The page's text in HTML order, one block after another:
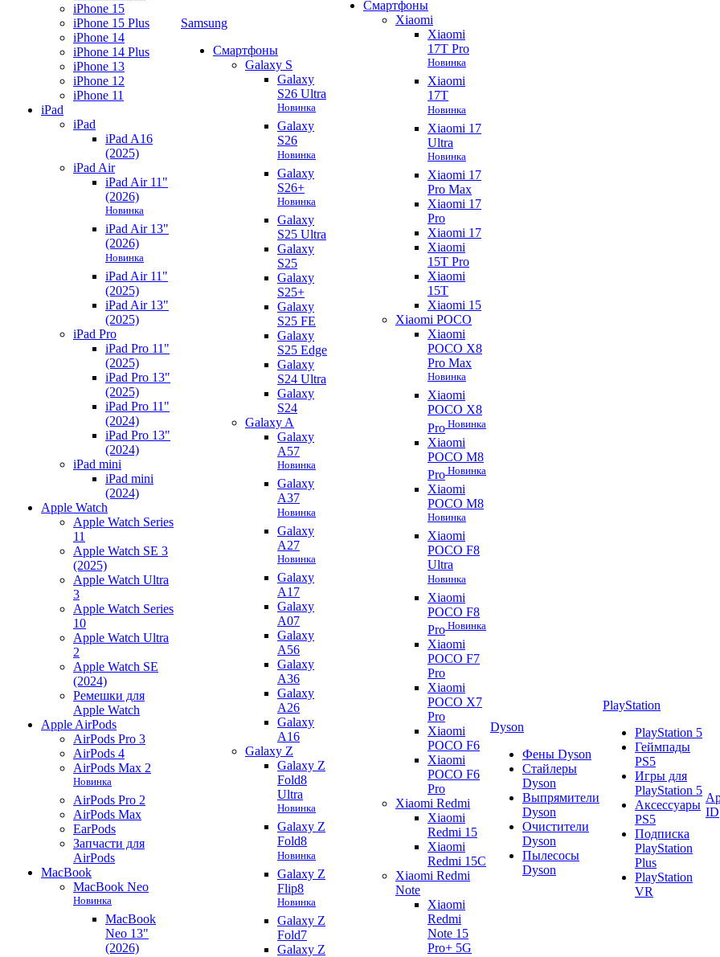
iPhone 15
iPhone 15 Plus
iPhone 14
iPhone 14 Plus
iPhone 13
iPhone 12
iPhone 11
iPad
iPad
iPad A16
(2025)
iPad Air
iPad Air 11"
(2026)
Новинка
iPad Air 13"
(2026)
Новинка
iPad Air 11"
(2025)
iPad Air 13"
(2025)
iPad Pro
iPad Pro 11"
(2025)
iPad Pro 13"
(2025)
iPad Pro 11"
(2024)
iPad Pro 13"
(2024)
iPad mini
iPad mini
(2024)
Apple Watch
Apple Watch Series
11
Apple Watch SE 3
(2025)
Apple Watch Ultra
3
Apple Watch Series
10
Apple Watch Ultra
2
Apple Watch SE
(2024)
Ремешки для
Apple Watch
Apple AirPods
AirPods Pro 3
AirPods 4
AirPods Max 2
Новинка
AirPods Pro 2
AirPods Max
EarPods
Запчасти для
AirPods
MacBook
MacBook Neo
Новинка
MacBook
Neo 13"
(2026)
Samsung
Смартфоны
Galaxy S
Galaxy
S26 Ultra
Новинка
Galaxy
S26
Новинка
Galaxy
S26+
Новинка
Galaxy
S25 Ultra
Galaxy
S25
Galaxy
S25+
Galaxy
S25 FE
Galaxy
S25 Edge
Galaxy
S24 Ultra
Galaxy
S24
Galaxy A
Galaxy
A57
Новинка
Galaxy
A37
Новинка
Galaxy
A27
Новинка
Galaxy
A17
Galaxy
A07
Galaxy
A56
Galaxy
A36
Galaxy
A26
Galaxy
A16
Galaxy Z
Galaxy Z
Fold8
Ultra
Новинка
Galaxy Z
Fold8
Новинка
Galaxy Z
Flip8
Новинка
Galaxy Z
Fold7
Galaxy Z
Смартфоны
Xiaomi
Xiaomi
17T Pro
Новинка
Xiaomi
17T
Новинка
Xiaomi 17
Ultra
Новинка
Xiaomi 17
Pro Max
Xiaomi 17
Pro
Xiaomi 17
Xiaomi
15T Pro
Xiaomi
15T
Xiaomi 15
Xiaomi POCO
Xiaomi
POCO X8
Pro Max
Новинка
Xiaomi
POCO X8
Pro Новинка
Xiaomi
POCO M8
Pro Новинка
Xiaomi
POCO M8
Новинка
Xiaomi
POCO F8
Ultra
Новинка
Xiaomi
POCO F8
Pro Новинка
Xiaomi
POCO F7
Pro
Xiaomi
POCO X7
Pro
Xiaomi
POCO F6
Xiaomi
POCO F6
Pro
Xiaomi Redmi
Xiaomi
Redmi 15
Xiaomi
Redmi 15C
Xiaomi Redmi
Note
Xiaomi
Redmi
Note 15
Pro+ 5G
Dyson
Фены Dyson
Стайлеры
Dyson
Выпрямители
Dyson
Очистители
Dyson
Пылесосы
Dyson
PlayStation
PlayStation 5
Геймпады
PS5
Игры для
PlayStation 5
Аксессуары
PS5
Подписка
PlayStation
Plus
PlayStation
VR
ID